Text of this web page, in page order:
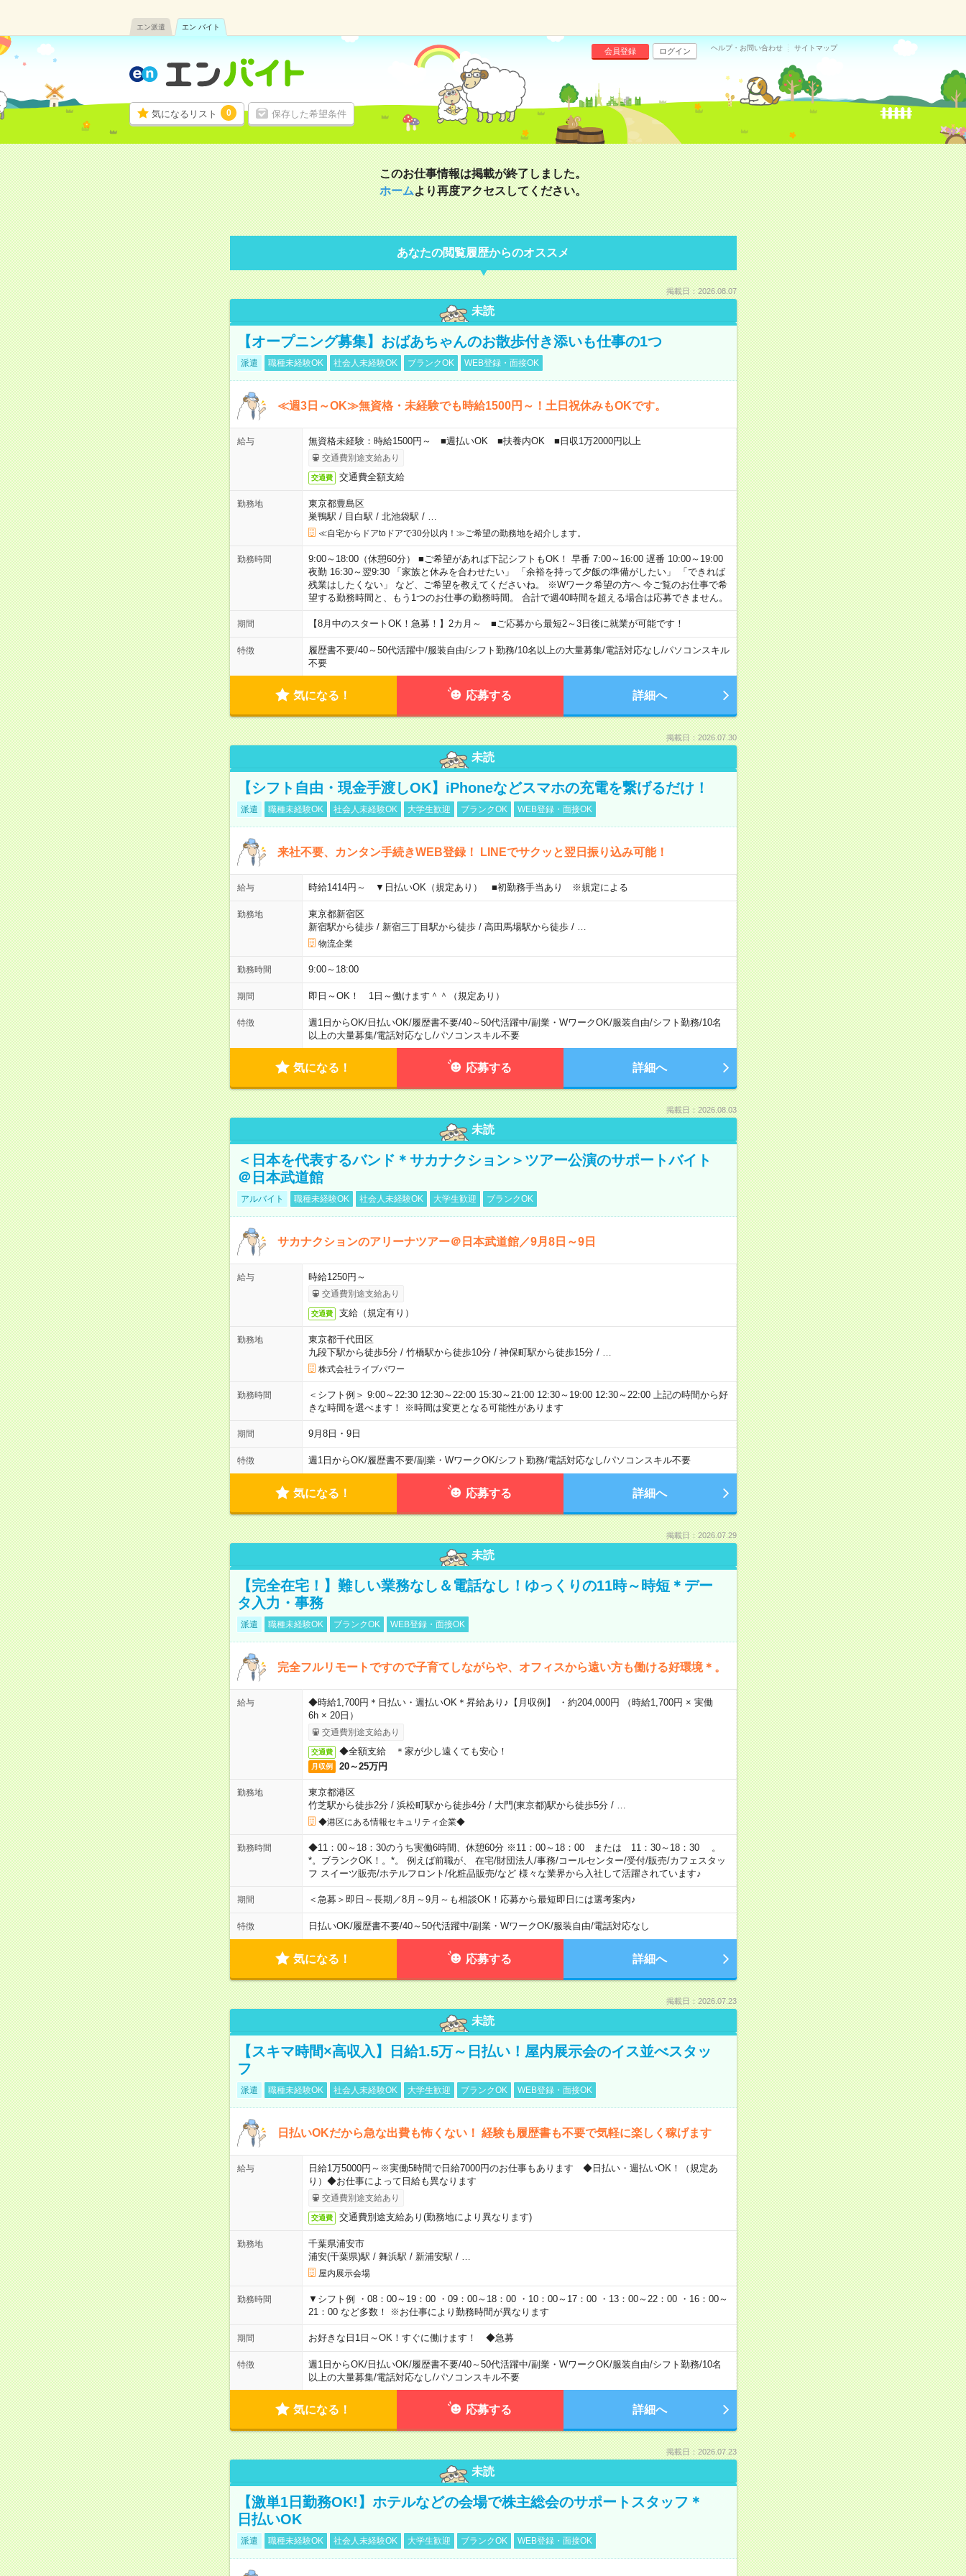
エン派遣 エン バイト
気になるリスト 0 保存した希望条件
会員登録 ログイン ヘルプ・お問い合わせ サイトマップ
このお仕事情報は掲載が終了しました。
ホームより再度アクセスしてください。
あなたの閲覧履歴からのオススメ
掲載日：2026.08.07
未読
【オープニング募集】おばあちゃんのお散歩付き添いも仕事の1つ
派遣 職種未経験OK 社会人未経験OK ブランクOK WEB登録・面接OK
≪週3日～OK≫無資格・未経験でも時給1500円～！土日祝休みもOKです。
給与 無資格未経験：時給1500円～ ■週払いOK ■扶養内OK ■日収1万2000円以上
交通費別途支給あり
交通費 交通費全額支給
勤務地
東京都豊島区
巣鴨駅 / 目白駅 / 北池袋駅 / …
≪自宅からドアtoドアで30分以内！≫ご希望の勤務地を紹介します。
勤務時間
9:00～18:00（休憩60分） ■ご希望があれば下記シフトもOK！ 早番 7:00～16:00 遅番 10:00～19:00
夜勤 16:30～翌9:30 「家族と休みを合わせたい」 「余裕を持って夕飯の準備がしたい」 「できれば
残業はしたくない」 など、ご希望を教えてくださいね。 ※Wワーク希望の方へ 今ご覧のお仕事で希
望する勤務時間と、もう1つのお仕事の勤務時間。 合計で週40時間を超える場合は応募できません。
期間 【8月中のスタートOK！急募！】2カ月～ ■ご応募から最短2～3日後に就業が可能です！
特徴 履歴書不要/40～50代活躍中/服装自由/シフト勤務/10名以上の大量募集/電話対応なし/パソコンスキル
不要
気になる！ 応募する 詳細へ
掲載日：2026.07.30
未読
【シフト自由・現金手渡しOK】iPhoneなどスマホの充電を繋げるだけ！
派遣 職種未経験OK 社会人未経験OK 大学生歓迎 ブランクOK WEB登録・面接OK
来社不要、カンタン手続きWEB登録！ LINEでサクッと翌日振り込み可能！
給与 時給1414円～ ▼日払いOK（規定あり） ■初勤務手当あり ※規定による
勤務地
東京都新宿区
新宿駅から徒歩/ 新宿三丁目駅から徒歩/ 高田馬場駅から徒歩/ …
物流企業
勤務時間 9:00～18:00
期間 即日～OK！ 1日～働けます＾＾（規定あり）
特徴 週1日からOK/日払いOK/履歴書不要/40～50代活躍中/副業・WワークOK/服装自由/シフト勤務/10名
以上の大量募集/電話対応なし/パソコンスキル不要
気になる！ 応募する 詳細へ
掲載日：2026.08.03
未読
＜日本を代表するバンド＊サカナクション＞ツアー公演のサポートバイト
＠日本武道館
アルバイト 職種未経験OK 社会人未経験OK 大学生歓迎 ブランクOK
サカナクションのアリーナツアー＠日本武道館／9月8日～9日
給与 時給1250円～
交通費別途支給あり
交通費 支給（規定有り）
勤務地
東京都千代田区
九段下駅から徒歩5分/ 竹橋駅から徒歩10分/ 神保町駅から徒歩15分/ …
株式会社ライブパワー
勤務時間
＜シフト例＞ 9:00～22:30 12:30～22:00 15:30～21:00 12:30～19:00 12:30～22:00 上記の時間から好
きな時間を選べます！ ※時間は変更となる可能性があります
期間 9月8日・9日
特徴 週1日からOK/履歴書不要/副業・WワークOK/シフト勤務/電話対応なし/パソコンスキル不要
気になる！ 応募する 詳細へ
掲載日：2026.07.29
未読
【完全在宅！】難しい業務なし＆電話なし！ゆっくりの11時～時短＊デー
タ入力・事務
派遣 職種未経験OK ブランクOK WEB登録・面接OK
完全フルリモートですので子育てしながらや、オフィスから遠い方も働ける好環境＊。
給与
◆時給1,700円＊日払い・週払いOK＊昇給あり♪【月収例】 ・約204,000円 （時給1,700円 × 実働
6h × 20日）
交通費別途支給あり
交通費 ◆全額支給 ＊家が少し遠くても安心！
月収例 20～25万円
勤務地
東京都港区
竹芝駅から徒歩2分/ 浜松町駅から徒歩4分/ 大門(東京都)駅から徒歩5分/ …
◆港区にある情報セキュリティ企業◆
勤務時間
◆11：00～18：30のうち実働6時間、休憩60分 ※11：00～18：00 または 11：30～18：30 。
*。ブランクOK！。*。 例えば前職が、 在宅/財団法人/事務/コールセンター/受付/販売/カフェスタッ
フ スイーツ販売/ホテルフロント/化粧品販売/など 様々な業界から入社して活躍されています♪
期間 ＜急募＞即日～長期／8月～9月～も相談OK！応募から最短即日には選考案内♪
特徴 日払いOK/履歴書不要/40～50代活躍中/副業・WワークOK/服装自由/電話対応なし
気になる！ 応募する 詳細へ
掲載日：2026.07.23
未読
【スキマ時間×高収入】日給1.5万～日払い！屋内展示会のイス並べスタッ
フ
派遣 職種未経験OK 社会人未経験OK 大学生歓迎 ブランクOK WEB登録・面接OK
日払いOKだから急な出費も怖くない！ 経験も履歴書も不要で気軽に楽しく稼げます
給与
日給1万5000円～※実働5時間で日給7000円のお仕事もあります ◆日払い・週払いOK！（規定あ
り）◆お仕事によって日給も異なります
交通費別途支給あり
交通費 交通費別途支給あり(勤務地により異なります)
勤務地
千葉県浦安市
浦安(千葉県)駅 / 舞浜駅 / 新浦安駅 / …
屋内展示会場
勤務時間
▼シフト例 ・08：00～19：00 ・09：00～18：00 ・10：00～17：00 ・13：00～22：00 ・16：00～
21：00 など多数！ ※お仕事により勤務時間が異なります
期間 お好きな日1日～OK！すぐに働けます！ ◆急募
特徴 週1日からOK/日払いOK/履歴書不要/40～50代活躍中/副業・WワークOK/服装自由/シフト勤務/10名
以上の大量募集/電話対応なし/パソコンスキル不要
気になる！ 応募する 詳細へ
掲載日：2026.07.23
未読
【激単1日勤務OK!】ホテルなどの会場で株主総会のサポートスタッフ＊
日払いOK
派遣 職種未経験OK 社会人未経験OK 大学生歓迎 ブランクOK WEB登録・面接OK